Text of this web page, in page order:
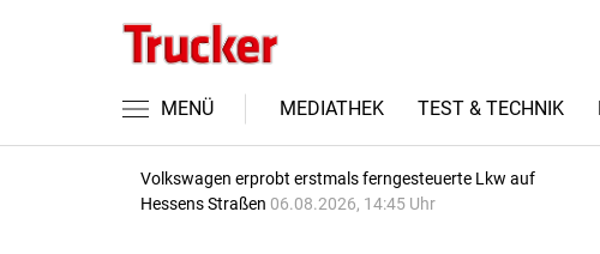
MENÜ MEDIATHEK TEST & TECHNIK
Volkswagen erprobt erstmals ferngesteuerte Lkw auf
Hessens Straßen 06.08.2026, 14:45 Uhr